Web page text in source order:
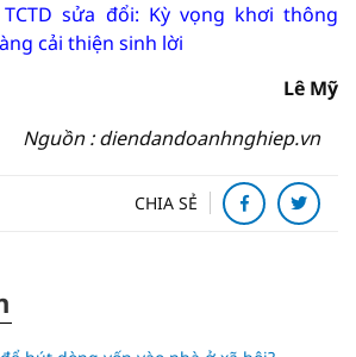
sửa đổi: Kỳ vọng khơi thông
cải thiện sinh lời
Lê Mỹ
Nguồn : diendandoanhnghiep.vn
CHIA SẺ